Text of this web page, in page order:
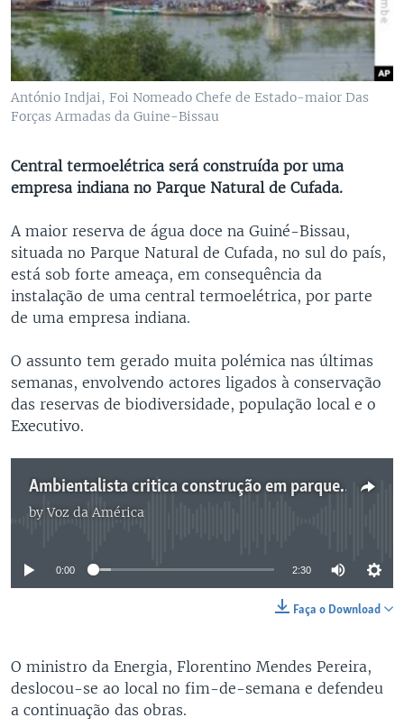
António Indjai, Foi Nomeado Chefe de Estado-maior Das
Forças Armadas da Guine-Bissau
Central termoelétrica será construída por uma
empresa indiana no Parque Natural de Cufada.
A maior reserva de água doce na Guiné-Bissau,
situada no Parque Natural de Cufada, no sul do país,
está sob forte ameaça, em consequência da
instalação de uma central termoelétrica, por parte
de uma empresa indiana.
O assunto tem gerado muita polémica nas últimas
semanas, envolvendo actores ligados à conservação
das reservas de biodiversidade, população local e o
Executivo.
Ambientalista critica construção em parque natural da Guiné-Bissau - 2:30
byVoz da América
No media source currently available
0:00 2:30
Faça o Download
O ministro da Energia, Florentino Mendes Pereira,
deslocou-se ao local no fim-de-semana e defendeu
a continuação das obras.